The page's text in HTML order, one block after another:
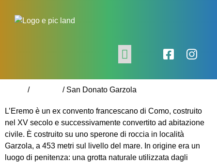
/ / San Donato Garzola
L’Eremo è un ex convento francescano di Como, costruito
nel XV secolo e successivamente convertito ad abitazione
civile. È costruito su uno sperone di roccia in località
Garzola, a 453 metri sul livello del mare. In origine era un
luogo di penitenza: una grotta naturale utilizzata dagli